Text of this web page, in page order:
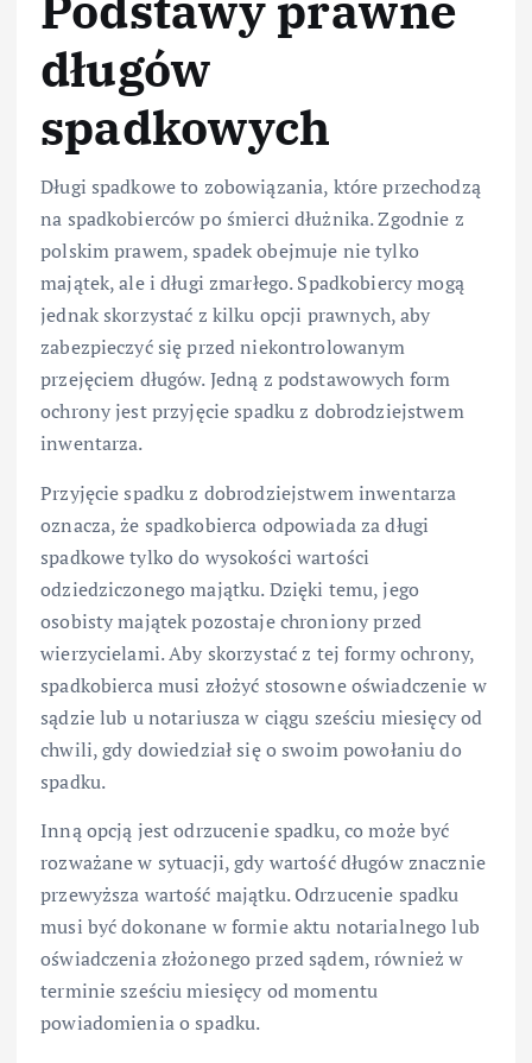
długów
spadkowych
Długi spadkowe to zobowiązania, które przechodzą
na spadkobierców po śmierci dłużnika. Zgodnie z
polskim prawem, spadek obejmuje nie tylko
majątek, ale i długi zmarłego. Spadkobiercy mogą
jednak skorzystać z kilku opcji prawnych, aby
zabezpieczyć się przed niekontrolowanym
przejęciem długów. Jedną z podstawowych form
ochrony jest przyjęcie spadku z dobrodziejstwem
inwentarza.
Przyjęcie spadku z dobrodziejstwem inwentarza
oznacza, że spadkobierca odpowiada za długi
spadkowe tylko do wysokości wartości
odziedziczonego majątku. Dzięki temu, jego
osobisty majątek pozostaje chroniony przed
wierzycielami. Aby skorzystać z tej formy ochrony,
spadkobierca musi złożyć stosowne oświadczenie w
sądzie lub u notariusza w ciągu sześciu miesięcy od
chwili, gdy dowiedział się o swoim powołaniu do
spadku.
Inną opcją jest odrzucenie spadku, co może być
rozważane w sytuacji, gdy wartość długów znacznie
przewyższa wartość majątku. Odrzucenie spadku
musi być dokonane w formie aktu notarialnego lub
oświadczenia złożonego przed sądem, również w
terminie sześciu miesięcy od momentu
powiadomienia o spadku.